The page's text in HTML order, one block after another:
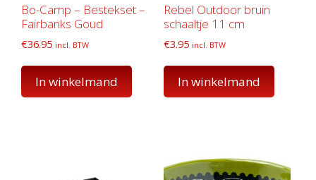
Bo-Camp – Bestekset –
Fairbanks Goud
€36.95 incl. BTW
In winkelmand
Rebel Outdoor bruin
schaaltje 11 cm
€3.95 incl. BTW
In winkelmand